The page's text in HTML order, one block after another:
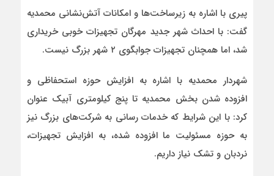
پیری با اشاره به زیرساخت‌ها و امکانات آتش‌نشانی محمدیه
گفت: با احداث شهر جدید مهرگان تجهیزات خوبی خریداری
شد، اما همچنان تجهیزات جوابگوی ۲ شهر بزرگ نیست.
شهردار محمدیه با اشاره به افزایش حوزه استحفاظی و
افزوده شدن بخش محمدیه تا پنج کیلومتری آبیک عنوان
کرد: با این شرایط که خدمات رسانی به شرکت‌های بزرگ نیز
به حوزه مسئولیت ما افزوده شده، به افزایش تجهیزات،
نردبان و تشک نیاز داریم.